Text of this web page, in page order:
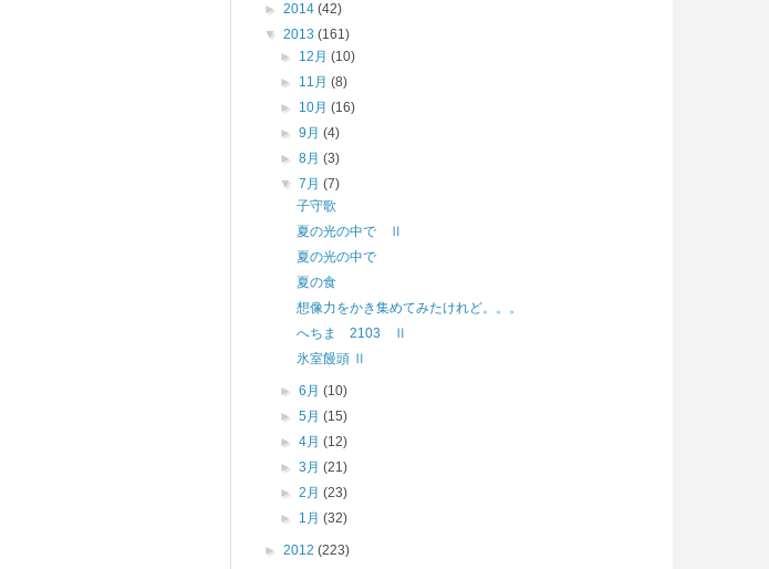
► 2014 (42)
▼ 2013 (161)
► 12月(10)
► 11月(8)
► 10月(16)
►9月(4)
►8月(3)
▼7月(7)
子守歌
夏の光の中で Ⅱ
夏の光の中で
夏の食
想像力をかき集めてみたけれど。。。
へちま 2103 Ⅱ
氷室饅頭 Ⅱ
►6月(10)
►5月(15)
►4月(12)
►3月(21)
►2月(23)
► 1月(32)
► 2012 (223)